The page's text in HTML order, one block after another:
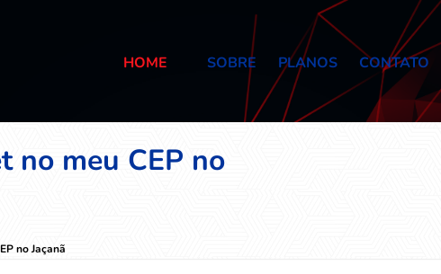
HOME SOBRE PLANOS CONTATO
no meu CEP no
no Jaçanã